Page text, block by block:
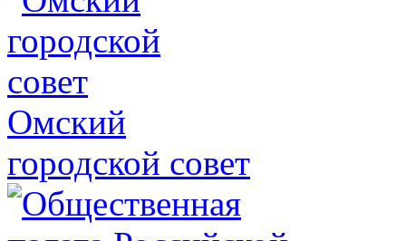
Омский
городской совет